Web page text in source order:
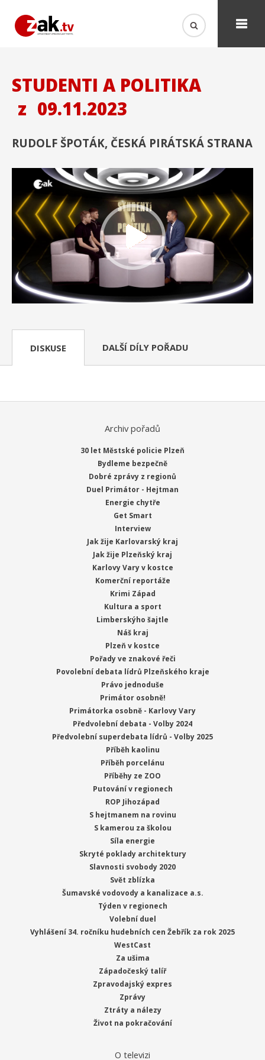
STUDENTI A POLITIKA
z 09.11.2023
RUDOLF ŠPOTÁK, ČESKÁ PIRÁTSKÁ STRANA
DISKUSE DALŠÍ DÍLY POŘADU
Archiv pořadů
30 let Městské policie Plzeň
Bydleme bezpečně
Dobré zprávy z regionů
Duel Primátor - Hejtman
Energie chytře
Get Smart
Interview
Jak žije Karlovarský kraj
Jak žije Plzeňský kraj
Karlovy Vary v kostce
Komerční reportáže
Krimi Západ
Kultura a sport
Limberskýho šajtle
Náš kraj
Plzeň v kostce
Pořady ve znakové řeči
Povolební debata lídrů Plzeňského kraje
Právo jednoduše
Primátor osobně!
Primátorka osobně - Karlovy Vary
Předvolební debata - Volby 2024
Předvolební superdebata lídrů - Volby 2025
Příběh kaolinu
Příběh porcelánu
Příběhy ze ZOO
Putování v regionech
ROP Jihozápad
S hejtmanem na rovinu
S kamerou za školou
Síla energie
Skryté poklady architektury
Slavnosti svobody 2020
Svět zblízka
Šumavské vodovody a kanalizace a.s.
Týden v regionech
Volební duel
Vyhlášení 34. ročníku hudebních cen Žebřík za rok 2025
WestCast
Za ušima
Západočeský talíř
Zpravodajský expres
Zprávy
Ztráty a nálezy
Život na pokračování
O televizi